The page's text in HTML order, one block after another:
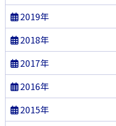
2019年
2018年
2017年
2016年
2015年